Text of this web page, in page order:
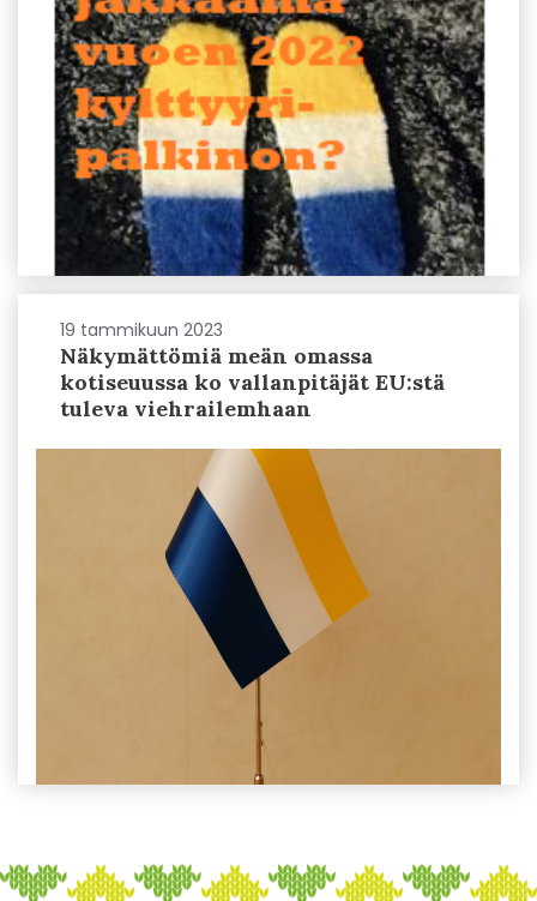
19 tammikuun 2023
Näkymättömiä meän omassa
kotiseuussa ko vallanpitäjät EU:stä
tuleva viehrailemhaan